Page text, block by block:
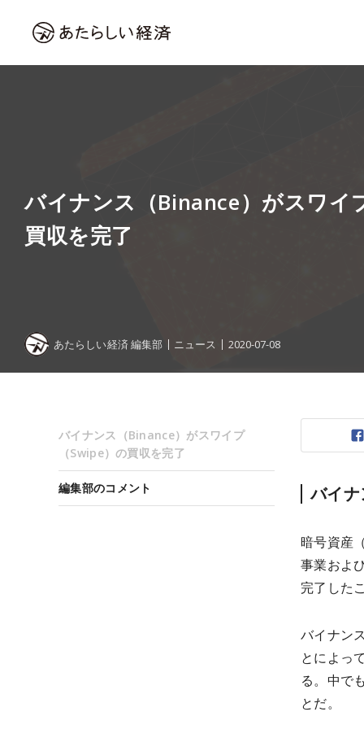
バイナンス（Binance）がスワイ
買収を完了
あたらしい経済 編集部 ニュース 2020-07-08
バイ
暗号資産
事業およ
完了した
バイナン
とによっ
る。中で
とだ。
バイナンス（Binance）がスワイプ
（Swipe）の買収を完了
編集部のコメント